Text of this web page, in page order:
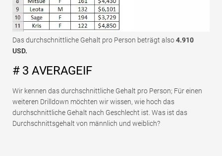
Das durchschnittliche Gehalt pro Person beträgt also4.910
USD.
# 3 AVERAGEIF
Wir kennen das durchschnittliche Gehalt pro Person; Für einen
weiteren Drilldown möchten wir wissen, wie hoch das
durchschnittliche Gehalt nach Geschlecht ist. Was ist das
Durchschnittsgehalt von männlich und weiblich?